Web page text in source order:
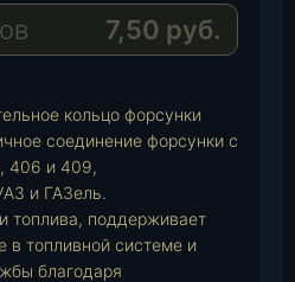
7,50 руб.
кольцо форсунки
соединение форсунки с
406 и 409,
и ГАЗель.
топлива, поддерживает
в топливной системе и
благодаря